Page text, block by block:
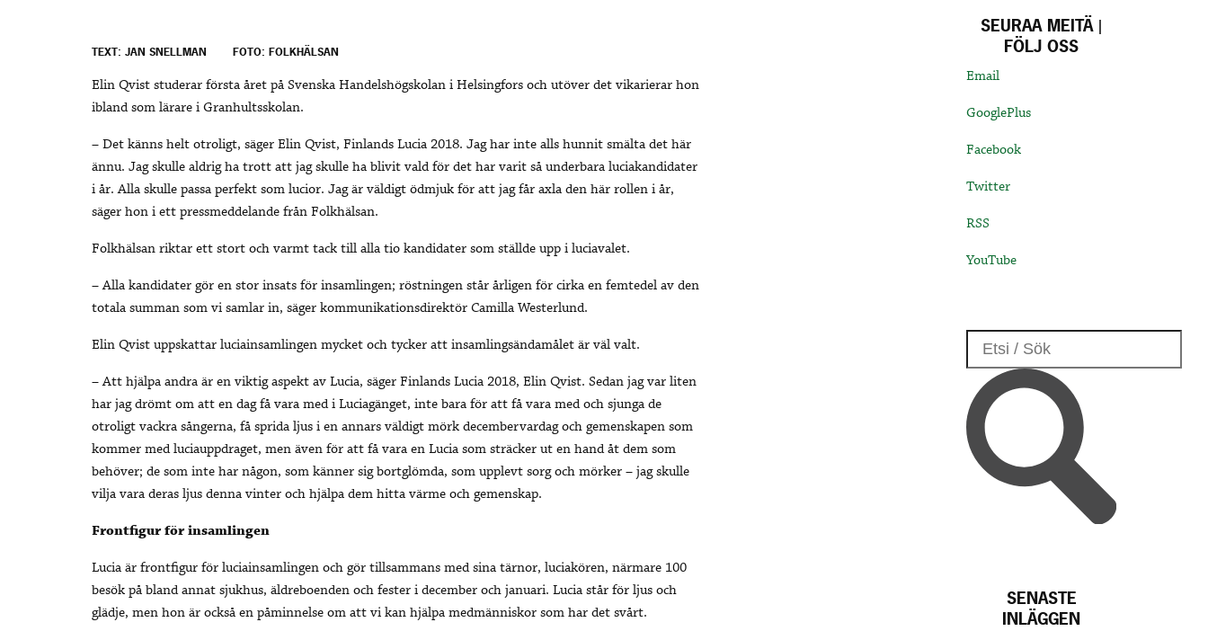
TEXT: JAN SNELLMAN FOTO: FOLKHÄLSAN
Elin Qvist studerar första året på Svenska Handelshögskolan i Helsingfors och utöver det vikarierar hon
ibland som lärare i Granhultsskolan.
– Det känns helt otroligt, säger Elin Qvist, Finlands Lucia 2018. Jag har inte alls hunnit smälta det här
ännu. Jag skulle aldrig ha trott att jag skulle ha blivit vald för det har varit så underbara luciakandidater
i år. Alla skulle passa perfekt som lucior. Jag är väldigt ödmjuk för att jag får axla den här rollen i år,
säger hon i ett pressmeddelande från Folkhälsan.
Folkhälsan riktar ett stort och varmt tack till alla tio kandidater som ställde upp i luciavalet.
– Alla kandidater gör en stor insats för insamlingen; röstningen står årligen för cirka en femtedel av den
totala summan som vi samlar in, säger kommunikationsdirektör Camilla Westerlund.
Elin Qvist uppskattar luciainsamlingen mycket och tycker att insamlingsändamålet är väl valt.
– Att hjälpa andra är en viktig aspekt av Lucia, säger Finlands Lucia 2018, Elin Qvist. Sedan jag var liten
har jag drömt om att en dag få vara med i Luciagänget, inte bara för att få vara med och sjunga de
otroligt vackra sångerna, få sprida ljus i en annars väldigt mörk decembervardag och gemenskapen som
kommer med luciauppdraget, men även för att få vara en Lucia som sträcker ut en hand åt dem som
behöver; de som inte har någon, som känner sig bortglömda, som upplevt sorg och mörker – jag skulle
vilja vara deras ljus denna vinter och hjälpa dem hitta värme och gemenskap.
Frontfigur för insamlingen
Lucia är frontfigur för luciainsamlingen och gör tillsammans med sina tärnor, luciakören, närmare 100
besök på bland annat sjukhus, äldreboenden och fester i december och januari. Lucia står för ljus och
glädje, men hon är också en påminnelse om att vi kan hjälpa medmänniskor som har det svårt.
SEURAA MEITÄ |
FÖLJ OSS
Email
GooglePlus
Facebook
Twitter
RSS
YouTube
SENASTE
INLÄGGEN